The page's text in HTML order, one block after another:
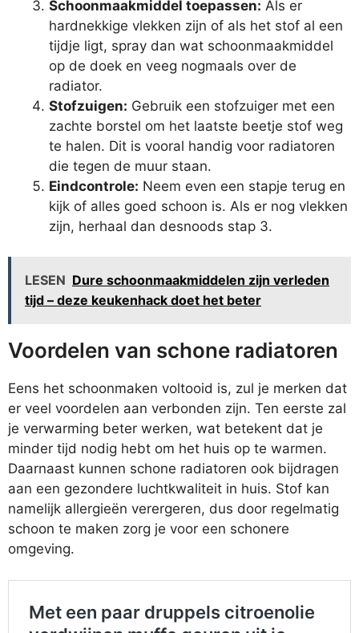
Schoonmaakmiddel toepassen: Als er
hardnekkige vlekken zijn of als het stof al een
tijdje ligt, spray dan wat schoonmaakmiddel
op de doek en veeg nogmaals over de
radiator.
Stofzuigen: Gebruik een stofzuiger met een
zachte borstel om het laatste beetje stof weg
te halen. Dit is vooral handig voor radiatoren
die tegen de muur staan.
Eindcontrole: Neem even een stapje terug en
kijk of alles goed schoon is. Als er nog vlekken
zijn, herhaal dan desnoods stap 3.
LESEN Dure schoonmaakmiddelen zijn verleden
tijd – deze keukenhack doet het beter
Voordelen van schone radiatoren
Eens het schoonmaken voltooid is, zul je merken dat
er veel voordelen aan verbonden zijn. Ten eerste zal
je verwarming beter werken, wat betekent dat je
minder tijd nodig hebt om het huis op te warmen.
Daarnaast kunnen schone radiatoren ook bijdragen
aan een gezondere luchtkwaliteit in huis. Stof kan
namelijk allergieën verergeren, dus door regelmatig
schoon te maken zorg je voor een schonere
omgeving.